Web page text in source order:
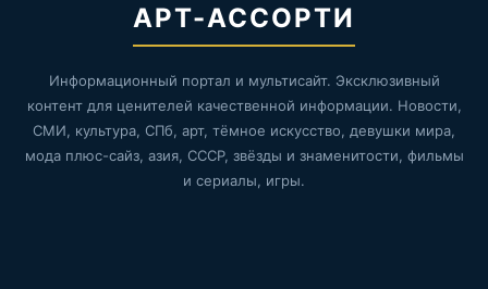
АРТ-АССОРТИ
Информационный портал и мультисайт. Эксклюзивный
контент для ценителей качественной информации. Новости,
СМИ, культура, СПб, арт, тёмное искусство, девушки мира,
мода плюс-сайз, азия, СССР, звёзды и знаменитости, фильмы
и сериалы, игры.